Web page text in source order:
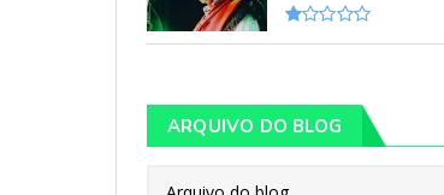
ARQUIVO DO BLOG